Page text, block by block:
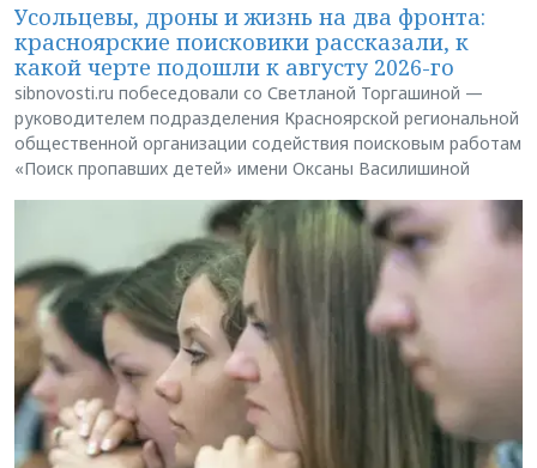
Усольцевы, дроны и жизнь на два фронта:
красноярские поисковики рассказали, к
какой черте подошли к августу 2026-го
sibnovosti.ru побеседовали со Светланой Торгашиной —
руководителем подразделения Красноярской региональной
общественной организации содействия поисковым работам
«Поиск пропавших детей» имени Оксаны Василишиной